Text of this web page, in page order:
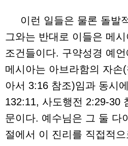
이런 일들은 물론 돌발
그와는 반대로 이들은 메
조건들이다. 구약성경 예
메시아는 아브라함의 자손
아서 3:16 참조)임과 동시
132:11, 사도행전 2:29-30
문이다. 예수님은 그 둘 다
절에서 이 진리를 직접적